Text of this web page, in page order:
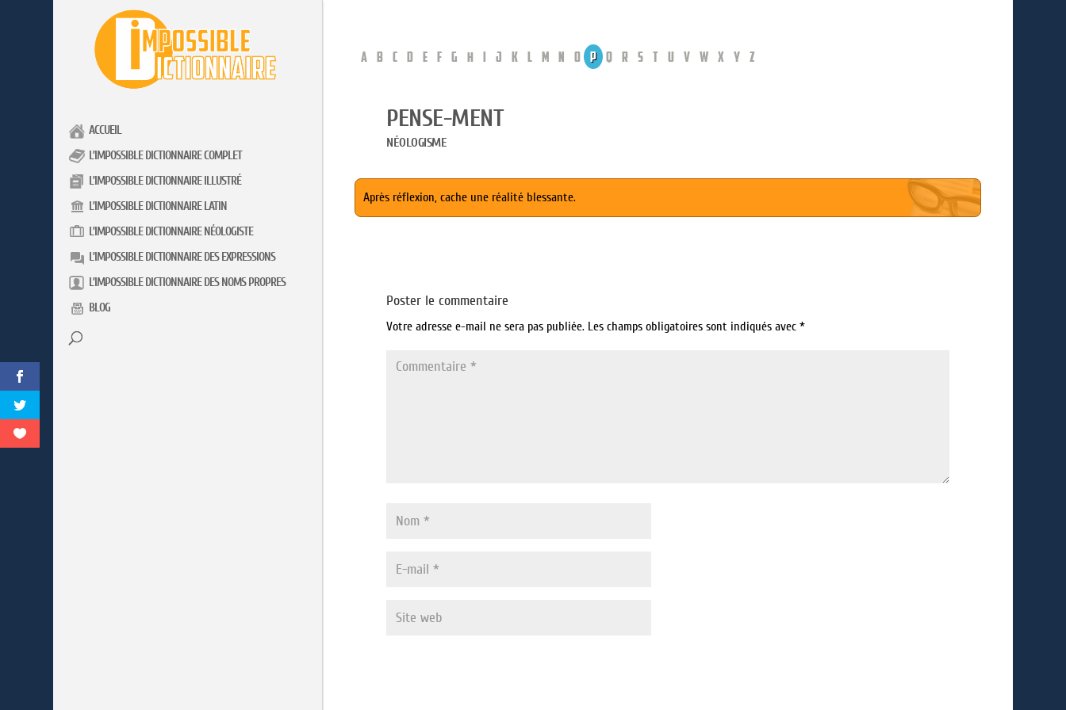
ACCUEIL
L’IMPOSSIBLE DICTIONNAIRE COMPLET
L’IMPOSSIBLE DICTIONNAIRE ILLUSTRÉ
L’IMPOSSIBLE DICTIONNAIRE LATIN
L’IMPOSSIBLE DICTIONNAIRE NÉOLOGISTE
L’IMPOSSIBLE DICTIONNAIRE DES EXPRESSIONS
L’IMPOSSIBLE DICTIONNAIRE DES NOMS PROPRES
BLOG
A B C D E F G H I J K L M N O P Q R S T U V W X Y Z
PENSE-MENT
NÉOLOGISME
Après réflexion, cache une réalité blessante.
Poster le commentaire
Votre adresse e-mail ne sera pas publiée. Les champs obligatoires sont indiqués avec*